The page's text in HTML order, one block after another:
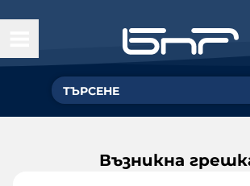
Възникна